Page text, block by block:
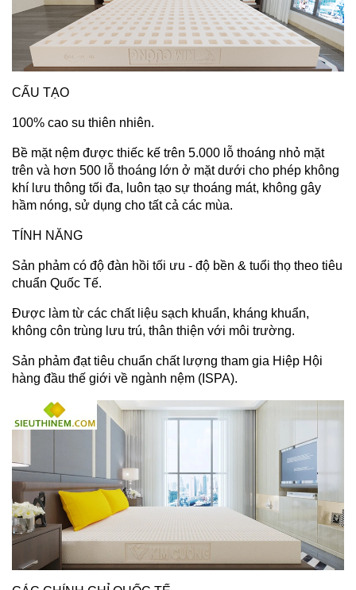
CẤU TẠO
100% cao su thiên nhiên.
Bề mặt nệm được thiếc kế trên 5.000 lỗ thoáng nhỏ mặt
trên và hơn 500 lỗ thoáng lớn ở mặt dưới cho phép không
khí lưu thông tối đa, luôn tạo sự thoáng mát, không gây
hầm nóng, sử dụng cho tất cả các mùa.
TÍNH NĂNG
Sản phảm có độ đàn hồi tối ưu - độ bền & tuổi thọ theo tiêu
chuẩn Quốc Tế.
Được làm từ các chất liệu sạch khuẩn, kháng khuẩn,
không côn trùng lưu trú, thân thiện với môi trường.
Sản phảm đạt tiêu chuẩn chất lượng tham gia Hiệp Hội
hàng đầu thế giới về ngành nệm (ISPA).